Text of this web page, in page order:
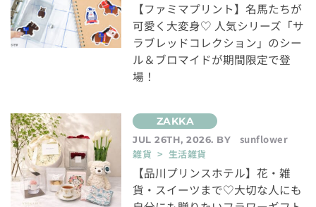
【ファミマプリント】名馬たちが
可愛く大変身♡ 人気シリーズ「サ
ラブレッドコレクション」のシー
ル＆ブロマイドが期間限定で登
場！
JUL 26TH, 2026. BY
sunflower
雑貨 > 生活雑貨
【品川プリンスホテル】花・雑
貨・スイーツまで♡大切な人にも